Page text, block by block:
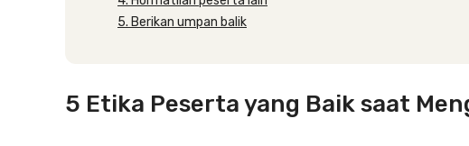
5. Berikan umpan balik
5 Etika Peserta yang Baik saat